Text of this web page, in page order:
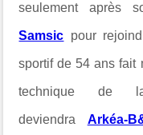
seulement après
Samsic pour
sportif de 54 ans fait
technique de
deviendra Arkéa-